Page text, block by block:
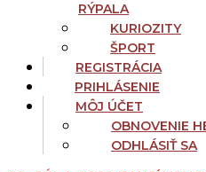
RÝPALA
KURIOZITY
ŠPORT
REGISTRÁCIA
PRIHLÁSENIE
MÔJ ÚČET
OBNOVENIE
ODHLÁSIŤ SA